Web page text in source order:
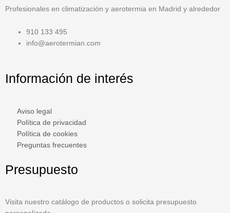
Profesionales en climatización y aerotermia en Madrid y alrededor
910 133 495
info@aerotermian.com
Información de interés
Aviso legal
Política de privacidad
Política de cookies
Preguntas frecuentes
Presupuesto
Visita nuestro catálogo de productos o solicita presupuesto